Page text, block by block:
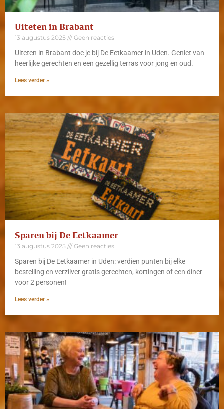
Uiteten in Brabant
13 augustus 2025 Geen reacties
Uiteten in Brabant doe je bij De Eetkaamer in Uden. Geniet van
heerlijke gerechten en een gezellig terras voor jong en oud.
Lees verder »
Sparen bij De Eetkaamer
13 augustus 2025 Geen reacties
Sparen bij De Eetkaamer in Uden: verdien punten bij elke
bestelling en verzilver gratis gerechten, kortingen of een diner
voor 2 personen!
Lees verder »